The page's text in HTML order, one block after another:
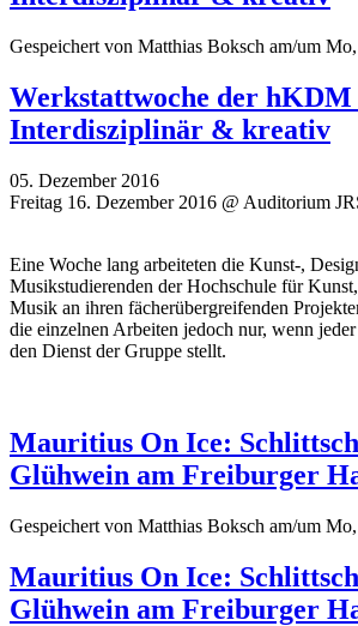
Gespeichert von Matthias Boksch am/um
Werkstattwoche der
Interdisziplinär & kreativ
05. Dezember 2016
Freitag 16. Dezember 2016 @ Auditorium
Eine Woche lang arbeiteten die Kunst-,
Musikstudierenden der Hochschule für
Musik an ihren fächerübergreifenden
die einzelnen Arbeiten jedoch nur, wenn
den Dienst der Gruppe stellt.
Mauritius On Ice:
Glühwein am Freiburger
Gespeichert von Matthias Boksch am/um
Mauritius On Ice:
Glühwein am Freiburger